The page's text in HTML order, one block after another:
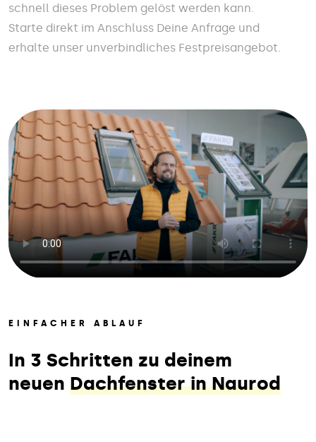
schnell dieses Problem gelöst werden kann.
Starte direkt im Anschluss Deine Anfrage und
erhalte unser unverbindliches Festpreisangebot.
EINFACHER ABLAUF
In 3 Schritten zu deinem
neuen Dachfenster in Naurod